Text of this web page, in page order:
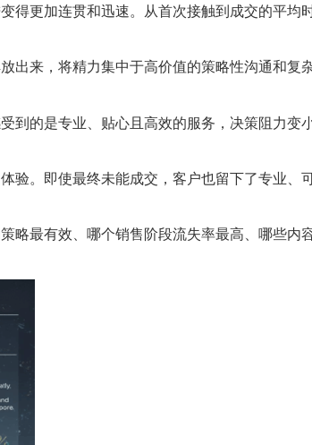
得更加连贯和迅速。从首次接触到成交的平均
出来，将精力集中于高价值的策略性沟通和复
到的是专业、贴心且高效的服务，决策阻力变
验。即使最终未能成交，客户也留下了专业、
略最有效、哪个销售阶段流失率最高、哪些内